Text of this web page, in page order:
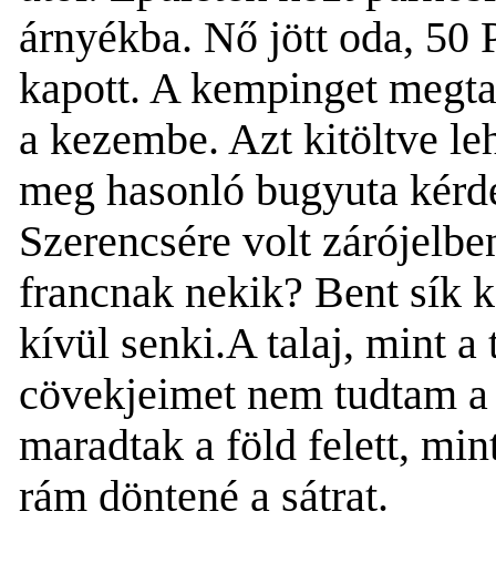
árnyékba. Nő jött oda, 50
kapott. A kempinget
a kezembe. Azt kitöltve
meg hasonló bugyuta
Szerencsére volt
francnak nekik? Bent sík
kívül senki.A talaj, mint a
cövekjeimet nem tudtam
maradtak a föld felett,
rám döntené a sátrat.